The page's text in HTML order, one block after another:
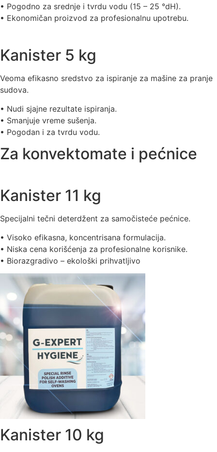
• Pogodno za srednje i tvrdu vodu (15 – 25 °dH).
• Ekonomičan proizvod za profesionalnu upotrebu.
Kanister 5 kg
Veoma efikasno sredstvo za ispiranje za mašine za pranje
sudova.
• Nudi sjajne rezultate ispiranja.
• Smanjuje vreme sušenja.
• Pogodan i za tvrdu vodu.
Za konvektomate i pećnice
Kanister 11 kg
Specijalni tečni deterdžent za samočisteće pećnice.
• Visoko efikasna, koncentrisana formulacija.
• Niska cena korišćenja za profesionalne korisnike.
• Biorazgradivo – ekološki prihvatljivo
Kanister 10 kg